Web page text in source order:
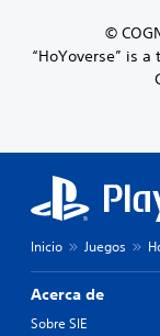
©
“HoYoverse” is
Inicio Juegos
Acerca de
Sobre SIE